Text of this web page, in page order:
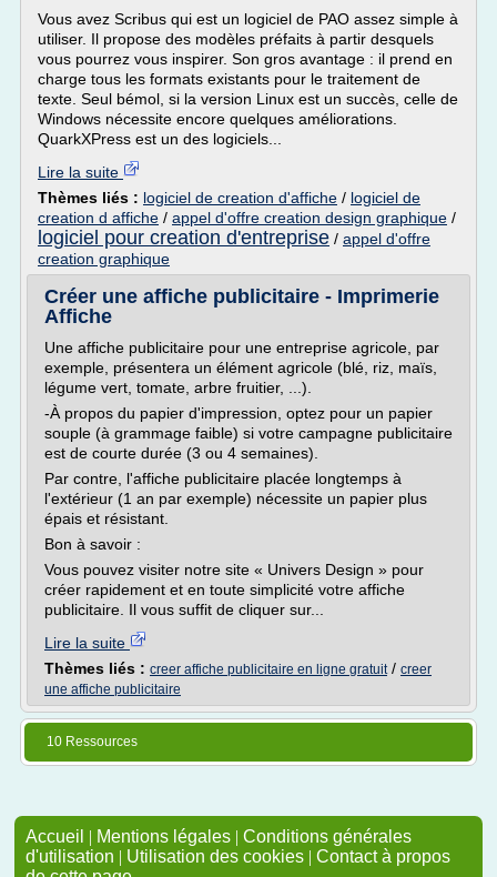
Vous avez Scribus qui est un logiciel de PAO assez simple à
utiliser. Il propose des modèles préfaits à partir desquels
vous pourrez vous inspirer. Son gros avantage : il prend en
charge tous les formats existants pour le traitement de
texte. Seul bémol, si la version Linux est un succès, celle de
Windows nécessite encore quelques améliorations.
QuarkXPress est un des logiciels...
Lire la suite
Thèmes liés : logiciel de creation d'affiche / logiciel de
creation d affiche / appel d'offre creation design graphique /
logiciel pour creation d'entreprise / appel d'offre
creation graphique
Créer une affiche publicitaire - Imprimerie
Affiche
Une affiche publicitaire pour une entreprise agricole, par
exemple, présentera un élément agricole (blé, riz, maïs,
légume vert, tomate, arbre fruitier, ...).
-À propos du papier d'impression, optez pour un papier
souple (à grammage faible) si votre campagne publicitaire
est de courte durée (3 ou 4 semaines).
Par contre, l'affiche publicitaire placée longtemps à
l'extérieur (1 an par exemple) nécessite un papier plus
épais et résistant.
Bon à savoir :
Vous pouvez visiter notre site « Univers Design » pour
créer rapidement et en toute simplicité votre affiche
publicitaire. Il vous suffit de cliquer sur...
Lire la suite
Thèmes liés : creer affiche publicitaire en ligne gratuit/ creer
une affiche publicitaire
10 Ressources
Accueil | Mentions légales | Conditions générales
d'utilisation | Utilisation des cookies | Contact à propos